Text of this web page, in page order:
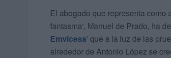
El abogado que representa como
fantasma', Manuel de Prado, ha
Emvicesa' que a la luz de las
alrededor de Antonio López se